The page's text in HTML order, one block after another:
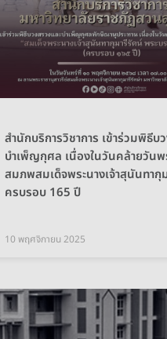
สำนักบริการวิชาการ เข้าร่วมพิธีบ
บำเพ็ญกุศล เนื่องในวันคล้ายวันพ
สมภพสมเด็จพระนางเจ้าสุนันทากุ
ครบรอบ 165 ปี
10 พฤศจิกายน 2025